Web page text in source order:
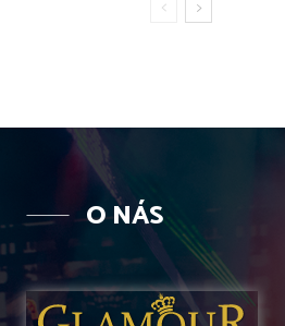
O NÁS